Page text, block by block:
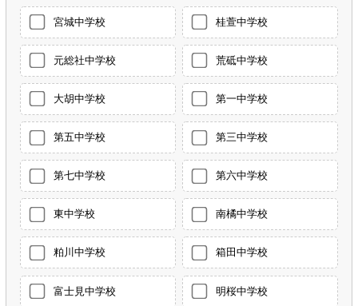
宮城中学校 桂萱中学校
元総社中学校 荒砥中学校
大胡中学校 第一中学校
第五中学校 第三中学校
第七中学校 第六中学校
東中学校 南橘中学校
粕川中学校 箱田中学校
富士見中学校 明桜中学校